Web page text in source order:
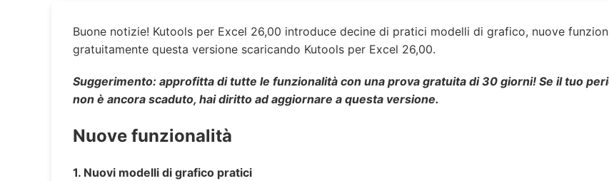
Buone notizie! Kutools per Excel 26,00 introduce decine di pratici modelli di grafico, nuove
gratuitamente questa versione scaricando Kutools per Excel 26,00.
Suggerimento: approfitta di tutte le funzionalità con una prova gratuita di 30 giorni! Se il tuo
non è ancora scaduto, hai diritto ad aggiornare a questa versione.
Nuove funzionalità
1. Nuovi modelli di grafico pratici